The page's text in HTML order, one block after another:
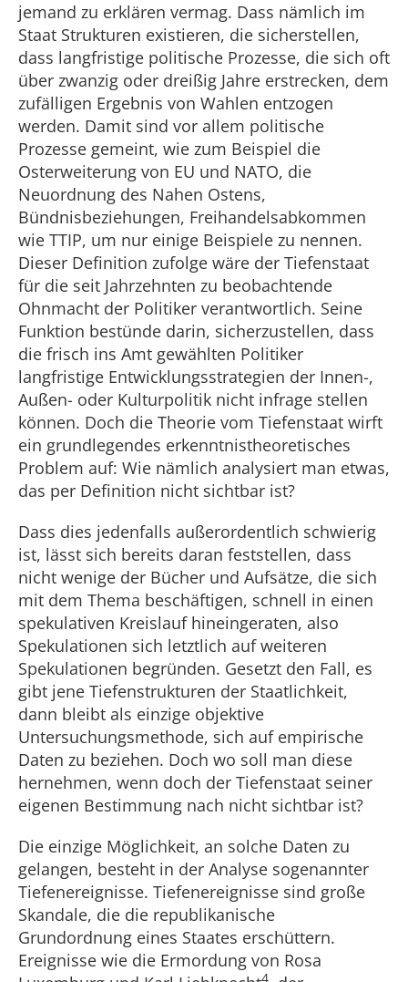
jemand zu erklären vermag. Dass nämlich im
Staat Strukturen existieren, die sicherstellen,
dass langfristige politische Prozesse, die sich oft
über zwanzig oder dreißig Jahre erstrecken, dem
zufälligen Ergebnis von Wahlen entzogen
werden. Damit sind vor allem politische
Prozesse gemeint, wie zum Beispiel die
Osterweiterung von EU und NATO, die
Neuordnung des Nahen Ostens,
Bündnisbeziehungen, Freihandelsabkommen
wie TTIP, um nur einige Beispiele zu nennen.
Dieser Definition zufolge wäre der Tiefenstaat
für die seit Jahrzehnten zu beobachtende
Ohnmacht der Politiker verantwortlich. Seine
Funktion bestünde darin, sicherzustellen, dass
die frisch ins Amt gewählten Politiker
langfristige Entwicklungsstrategien der Innen-,
Außen- oder Kulturpolitik nicht infrage stellen
können. Doch die Theorie vom Tiefenstaat wirft
ein grundlegendes erkenntnistheoretisches
Problem auf: Wie nämlich analysiert man etwas,
das per Definition nicht sichtbar ist?
Dass dies jedenfalls außerordentlich schwierig
ist, lässt sich bereits daran feststellen, dass
nicht wenige der Bücher und Aufsätze, die sich
mit dem Thema beschäftigen, schnell in einen
spekulativen Kreislauf hineingeraten, also
Spekulationen sich letztlich auf weiteren
Spekulationen begründen. Gesetzt den Fall, es
gibt jene Tiefenstrukturen der Staatlichkeit,
dann bleibt als einzige objektive
Untersuchungsmethode, sich auf empirische
Daten zu beziehen. Doch wo soll man diese
hernehmen, wenn doch der Tiefenstaat seiner
eigenen Bestimmung nach nicht sichtbar ist?
Die einzige Möglichkeit, an solche Daten zu
gelangen, besteht in der Analyse sogenannter
Tiefenereignisse. Tiefenereignisse sind große
Skandale, die die republikanische
Grundordnung eines Staates erschüttern.
Ereignisse wie die Ermordung von Rosa
4